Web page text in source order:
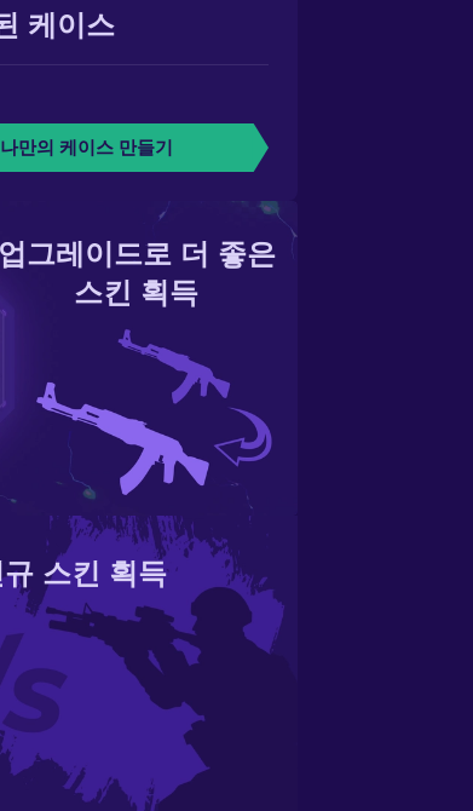
케이스
나만의 케이스 만들기
업그레이드로 더 좋은
스킨 획득
스킨 획득